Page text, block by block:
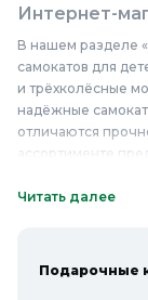
Интернет-
В нашем разделе
самокатов для
и трёхколёсные
надёжные
отличаются
ассортименте
лёгкость и
световыми
Читать далее
Подарочные